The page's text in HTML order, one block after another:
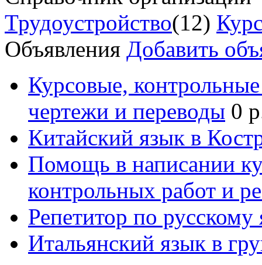
Трудоустройство(12)
Объявления Добавить
Курсовые,
чертежи и переводы 0
Китайский язык в
Помощь в написании
контрольных работ и
Репетитор по русскому
Итальянский язык в